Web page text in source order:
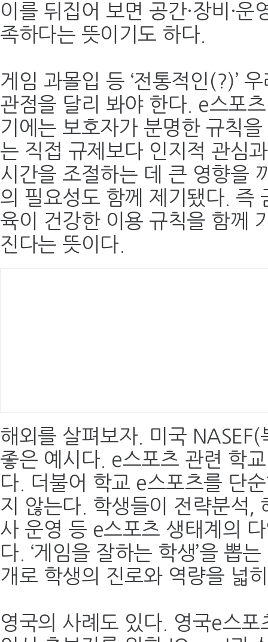
이를 뒤집어 보면 공간·장비·
족하다는 뜻이기도 하다.
게임 과몰입 등 ‘전통적인(?)’
관점을 달리 봐야 한다. e스포
기에는 보호자가 분명한 규칙
는 직접 규제보다 인지적 관심
시간을 조절하는 데 큰 영향을
의 필요성도 함께 제기됐다. 즉
육이 건강한 이용 규칙을 함께
진다는 뜻이다.
해외를 살펴보자. 미국
좋은 예시다. e스포츠 관련 학
다. 더불어 학교 e스포츠를 단
지 않는다. 학생들이 전략분석,
사 운영 등 e스포츠 생태계의
다. ‘게임을 잘하는 학생’을 뽑
개로 학생의 진로와 역량을 넓
영국의 사례도 있다. 영국e스